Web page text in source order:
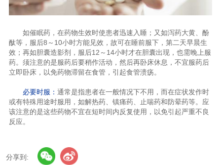
如催眠药，在药物生效时使患者迅速入睡；又如泻药大黄、酚
酞等，服后8～10小时方能见效，故可在睡前服下，第二天早晨生
效；再如胆囊造影剂，服后12～14小时才在胆囊出现，也需晚上服
药。须注意的是服药后要稍作活动，然后再卧床休息，不宜服药后
立即卧床，以免药物滞留在食管，引起食管溃疡。
必要时服： 通常是指患者在一般情况下不用，而在症状发作时
或有特殊用途时服用，如解热药、镇痛药、止喘药和防晕药等。应
该注意的是这些药物不宜在短时间内反复使用，以免引起严重不良
反应。
分享到: